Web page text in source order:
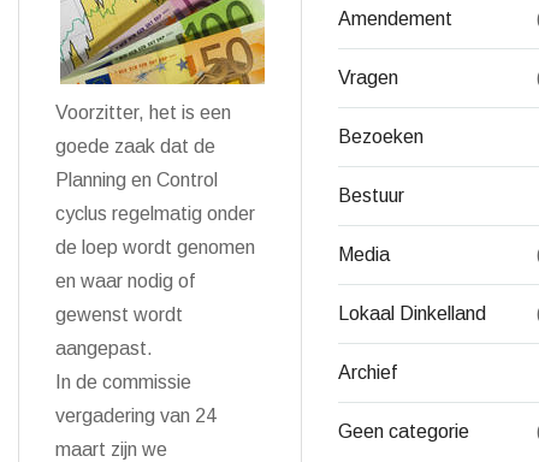
Voorzitter, het is een
goede zaak dat de
Planning en Control
cyclus regelmatig onder
de loep wordt genomen
en waar nodig of
gewenst wordt
aangepast.
In de commissie
vergadering van 24
maart zijn we
Amendement
Vragen
Bezoeken
Bestuur
Media
Lokaal Dinkelland
Archief
Geen categorie